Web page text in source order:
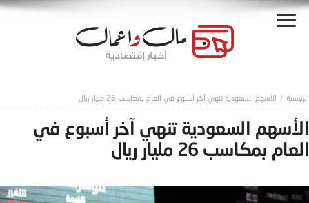
الأسهم السعودية تنهي آخر أسبوع في العام بمكاسب 26 مليار ريال
الأسهم السعودية تنهي آخر أسبوع في
العام بمكاسب 26 مليار ريال